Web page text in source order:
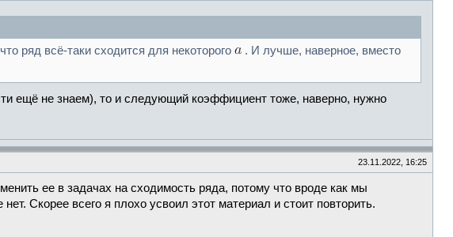
ряд всё-таки сходится для некоторого
. И лучше, наверное, вместо
ещё не знаем), то и следующий коэффициент тоже, наверно, нужно
23.11.2022, 16:25
ее в задачах на сходимость ряда, потому что вроде как мы
Скорее всего я плохо усвоил этот материал и стоит повторить.